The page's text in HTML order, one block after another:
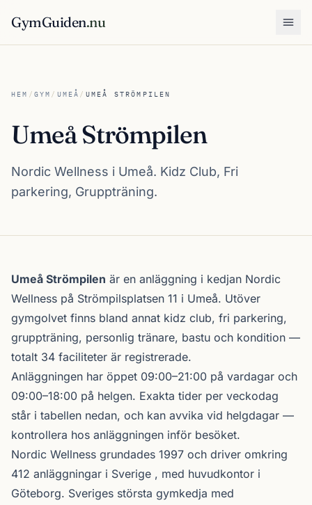
GymGuiden.nu
HEM / GYM / UMEÅ / UMEÅ STRÖMPILEN
Umeå Strömpilen
Nordic Wellness i Umeå. Kidz Club, Fri
parkering, Gruppträning.
Om Umeå Strömpilen
Umeå Strömpilen är en anläggning i kedjan Nordic
Wellness på Strömpilsplatsen 11 i Umeå. Utöver
gymgolvet finns bland annat kidz club, fri parkering,
gruppträning, personlig tränare, bastu och kondition —
totalt 34 faciliteter är registrerade.
Anläggningen har öppet 09:00–21:00 på vardagar och
09:00–18:00 på helgen. Exakta tider per veckodag
står i tabellen nedan, och kan avvika vid helgdagar —
kontrollera hos anläggningen inför besöket.
Nordic Wellness grundades 1997 och driver omkring
412 anläggningar i Sverige , med huvudkontor i
Göteborg. Sveriges största gymkedja med